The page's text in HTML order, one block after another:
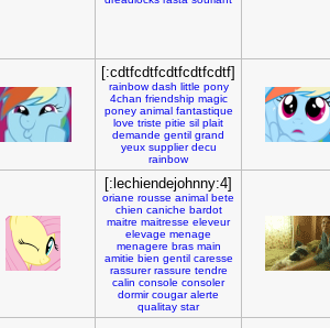
[:cdtfcdtfcdtfcdtfcdtf]
rainbow dash little pony
4chan friendship magic
poney animal fantastique
love triste pitie sil plait
demande gentil grand
yeux supplier decu
rainbow
[:lechiendejohnny:4]
oriane rousse animal bete
chien caniche bardot
maitre maitresse eleveur
elevage menage
menagere bras main
amitie bien gentil caresse
rassurer rassure tendre
calin console consoler
dormir cougar alerte
qualitay star